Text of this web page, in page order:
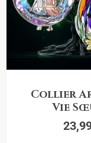
Collier
Vie